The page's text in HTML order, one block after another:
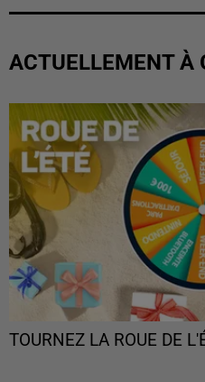
ACTUELLEMENT À
TOURNEZ LA ROUE DE